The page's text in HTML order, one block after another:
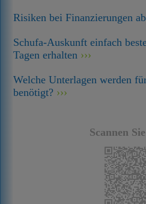
Risiken bei Finanzierungen
Schufa-Auskunft einfach
Tagen erhalten
Welche Unterlagen werden
benötigt?
Scannen